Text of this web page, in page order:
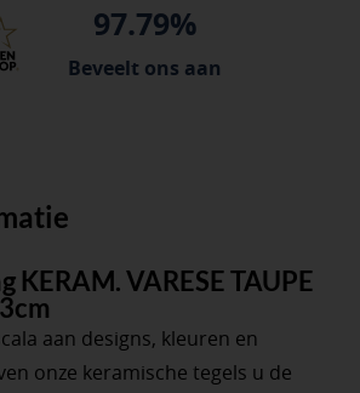
97.79%
Beveelt ons aan
KERAM. VARESE TAUPE
aan designs, kleuren en
onze keramische tegels u de